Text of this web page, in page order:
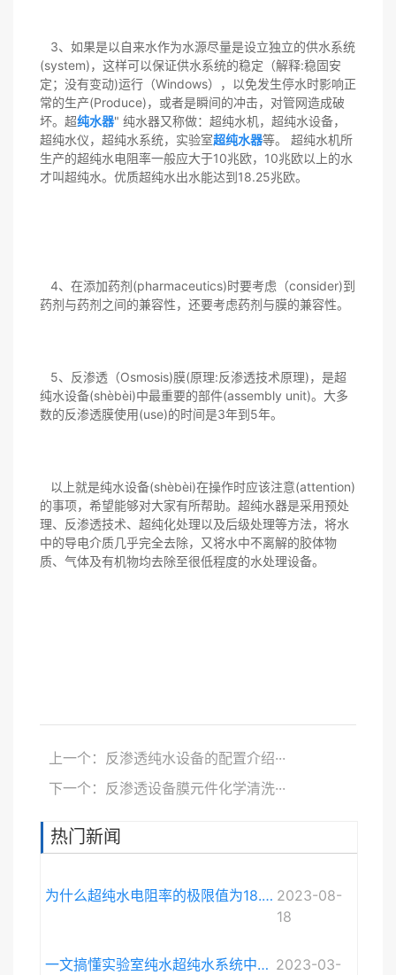
3、如果是以自来水作为水源尽量是设立独立的供水系统
(system)，这样可以保证供水系统的稳定（解释:稳固安
定；没有变动)运行（Windows），以免发生停水时影响正
常的生产(Produce)，或者是瞬间的冲击，对管网造成破
坏。超纯水器" 纯水器又称做：超纯水机，超纯水设备，
超纯水仪，超纯水系统，实验室超纯水器等。 超纯水机所
生产的超纯水电阻率一般应大于10兆欧，10兆欧以上的水
才叫超纯水。优质超纯水出水能达到18.25兆欧。
4、在添加药剂(pharmaceutics)时要考虑（consider)到
药剂与药剂之间的兼容性，还要考虑药剂与膜的兼容性。
5、反渗透（Osmosis)膜(原理:反渗透技术原理)，是超
纯水设备(shèbèi)中最重要的部件(assembly unit)。大多
数的反渗透膜使用(use)的时间是3年到5年。
以上就是纯水设备(shèbèi)在操作时应该注意(attention)
的事项，希望能够对大家有所帮助。超纯水器是采用预处
理、反渗透技术、超纯化处理以及后级处理等方法，将水
中的导电介质几乎完全去除，又将水中不离解的胶体物
质、气体及有机物均去除至很低程度的水处理设备。
上一个：反渗透纯水设备的配置介绍···
下一个：反渗透设备膜元件化学清洗···
热门新闻
为什么超纯水电阻率的极限值为18.248MΩ·cm而不是无限大？ 2023-08-
18
一文搞懂实验室纯水超纯水系统中电导率与电阻率的关系 2023-03-